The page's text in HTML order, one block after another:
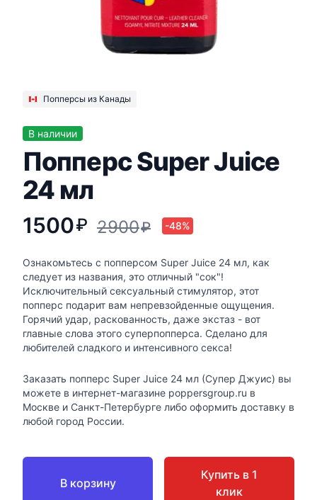
Попперсы из Канады
В наличии
Попперс Super Juice
24 мл
1500₽ 2900₽ -48%
Ознакомьтесь с попперсом Super Juice 24 мл, как
следует из названия, это отличный "сок"!
Исключительный сексуальный стимулятор, этот
попперс подарит вам непревзойденные ощущения.
Горячий удар, раскованность, даже экстаз - вот
главные слова этого суперпопперса. Сделано для
любителей сладкого и интенсивного секса!
Заказать попперс Super Juice 24 мл (Супер Джуис) вы
можете в интернет-магазине poppersgroup.ru в
Москве и Санкт-Петербурге либо оформить доставку в
любой город России.
В корзину
Купить в 1
клик